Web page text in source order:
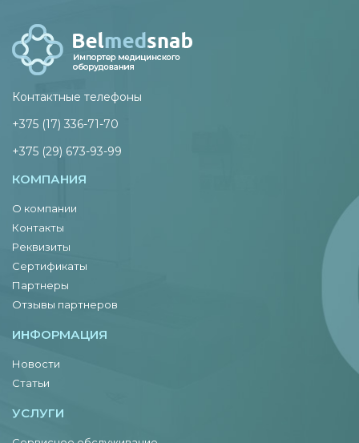
Контактные телефоны
+375 (17) 336-71-70
+375 (29) 673-93-99
КОМПАНИЯ
О компании
Контакты
Реквизиты
Сертификаты
Партнеры
Отзывы партнеров
ИНФОРМАЦИЯ
Новости
Статьи
УСЛУГИ